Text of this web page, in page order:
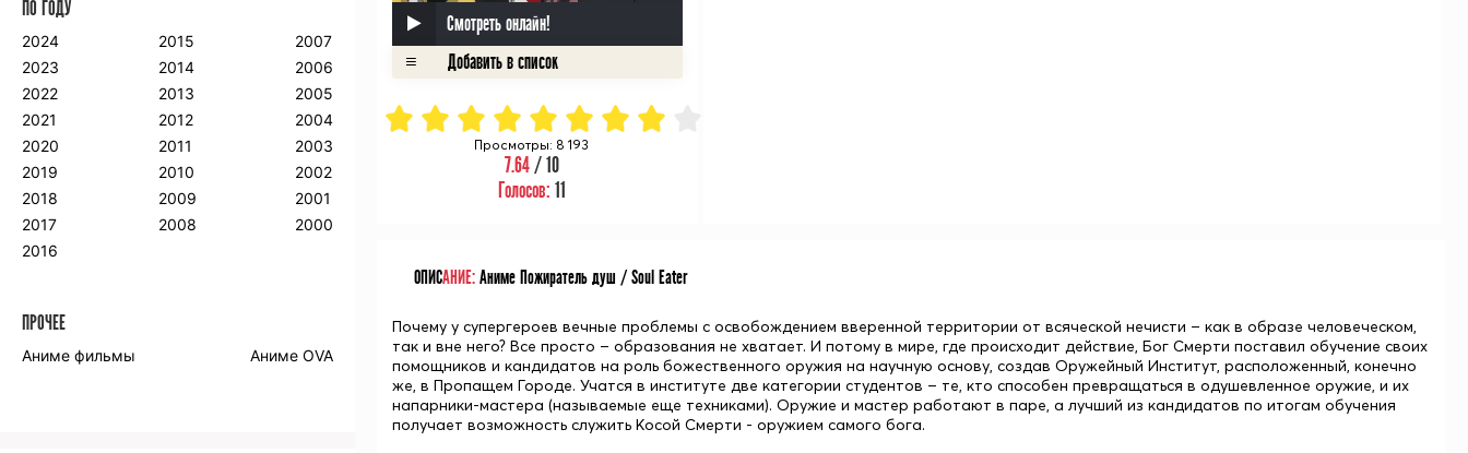
Смотреть онлайн!
Просмотры: 8 193
7.64/ 10
Голосов: 11
ОПИСАНИЕ:Аниме Пожиратель душ / Soul Eater
Почему у супергероев вечные проблемы с освобождением вверенной территории от всяческой нечисти – как в образе человеческом,
так и вне него? Все просто – образования не хватает. И потому в мире, где происходит действие, Бог Смерти поставил обучение своих
помощников и кандидатов на роль божественного оружия на научную основу, создав Оружейный Институт, расположенный, конечно
же, в Пропащем Городе. Учатся в институте две категории студентов – те, кто способен превращаться в одушевленное оружие, и их
напарники-мастера (называемые еще техниками). Оружие и мастер работают в паре, а лучший из кандидатов по итогам обучения
получает возможность служить Косой Смерти - оружием самого бога.
ПО ГОДУ
2024
2023
2022
2021
2020
2019
2018
2017
2016
2015
2014
2013
2012
2011
2010
2009
2008
2007
2006
2005
2004
2003
2002
2001
2000
ПРОЧЕЕ
Аниме фильмы Аниме OVA